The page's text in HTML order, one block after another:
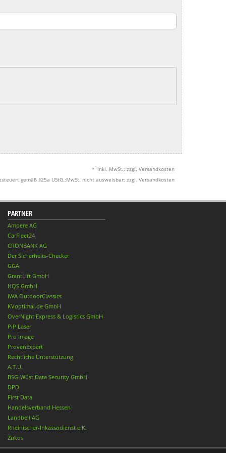
* 1 inkl. MwSt.; zzgl. Versandkosten
gemäß §25a UStG.;MwSt. nicht ausweisbar; zzgl. Versandkosten
PARTNER
Ampere AG
CarFleet24
CRONBANK AG
Der Sicherheits-Checker
GGA
GrantLift GmbH
HQS GmbH
IWA OutdoorClassics
KVoptimal.de GmbH
OverNight Express & Logistics GmbH
PiP Laser
Pro Image
ProvenExpert
Rechtliche Unterstützung
A.T.U.
BSG-Wüst Data Security GmbH
DPD
First Data
Handelsverband Hessen
Landbell AG
Rheinischer-Inkassodienst e.K.
Zukos